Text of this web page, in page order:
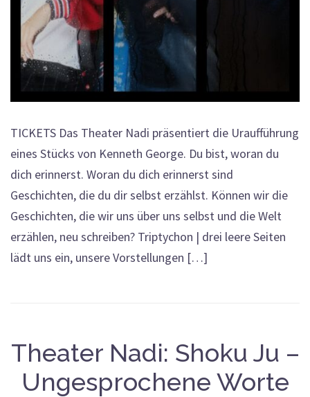
TICKETS Das Theater Nadi präsentiert die Uraufführung
eines Stücks von Kenneth George. Du bist, woran du
dich erinnerst. Woran du dich erinnerst sind
Geschichten, die du dir selbst erzählst. Können wir die
Geschichten, die wir uns über uns selbst und die Welt
erzählen, neu schreiben? Triptychon | drei leere Seiten
lädt uns ein, unsere Vorstellungen […]
Theater Nadi: Shoku Ju –
Ungesprochene Worte